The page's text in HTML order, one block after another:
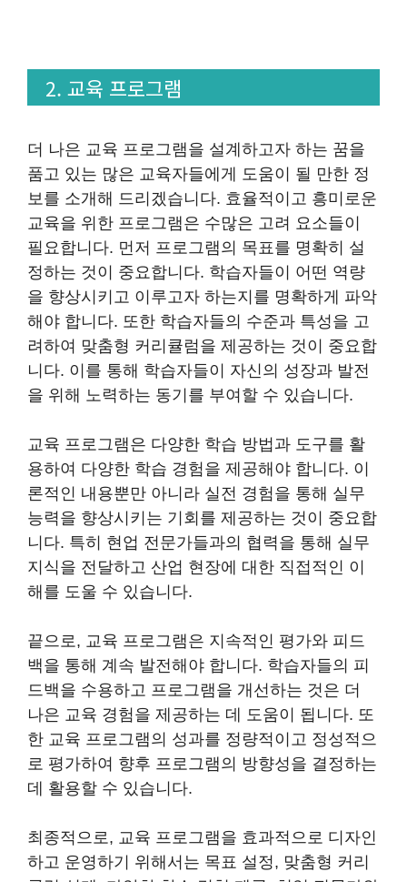
2. 교육 프로그램
더 나은 교육 프로그램을 설계하고자 하는 꿈을
품고 있는 많은 교육자들에게 도움이 될 만한 정
보를 소개해 드리겠습니다. 효율적이고 흥미로운
교육을 위한 프로그램은 수많은 고려 요소들이
필요합니다. 먼저 프로그램의 목표를 명확히 설
정하는 것이 중요합니다. 학습자들이 어떤 역량
을 향상시키고 이루고자 하는지를 명확하게 파악
해야 합니다. 또한 학습자들의 수준과 특성을 고
려하여 맞춤형 커리큘럼을 제공하는 것이 중요합
니다. 이를 통해 학습자들이 자신의 성장과 발전
을 위해 노력하는 동기를 부여할 수 있습니다.
교육 프로그램은 다양한 학습 방법과 도구를 활
용하여 다양한 학습 경험을 제공해야 합니다. 이
론적인 내용뿐만 아니라 실전 경험을 통해 실무
능력을 향상시키는 기회를 제공하는 것이 중요합
니다. 특히 현업 전문가들과의 협력을 통해 실무
지식을 전달하고 산업 현장에 대한 직접적인 이
해를 도울 수 있습니다.
끝으로, 교육 프로그램은 지속적인 평가와 피드
백을 통해 계속 발전해야 합니다. 학습자들의 피
드백을 수용하고 프로그램을 개선하는 것은 더
나은 교육 경험을 제공하는 데 도움이 됩니다. 또
한 교육 프로그램의 성과를 정량적이고 정성적으
로 평가하여 향후 프로그램의 방향성을 결정하는
데 활용할 수 있습니다.
최종적으로, 교육 프로그램을 효과적으로 디자인
하고 운영하기 위해서는 목표 설정, 맞춤형 커리